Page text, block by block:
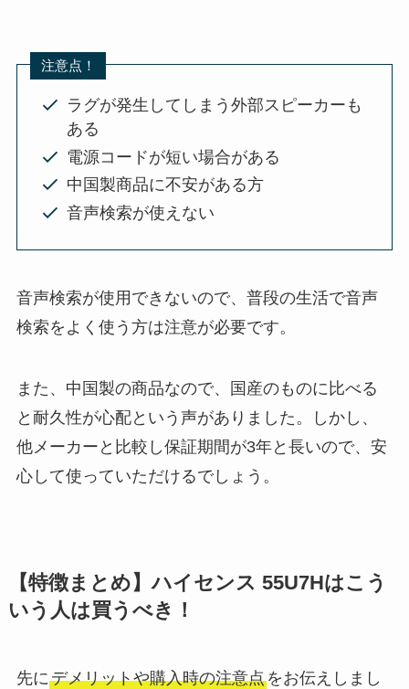
注意点！
ラグが発生してしまう外部スピーカーも
ある
電源コードが短い場合がある
中国製商品に不安がある方
音声検索が使えない
音声検索が使用できないので、普段の生活で音声
検索をよく使う方は注意が必要です。
また、中国製の商品なので、国産のものに比べる
と耐久性が心配という声がありました。しかし、
他メーカーと比較し保証期間が3年と長いので、安
心して使っていただけるでしょう。
【特徴まとめ】ハイセンス 55U7Hはこう
いう人は買うべき！
先にデメリットや購入時の注意点をお伝えしまし